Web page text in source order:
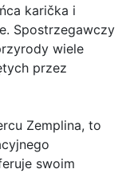
karička i
Spostrzegawczy
wiele
przez
Zemplina, to
swoim